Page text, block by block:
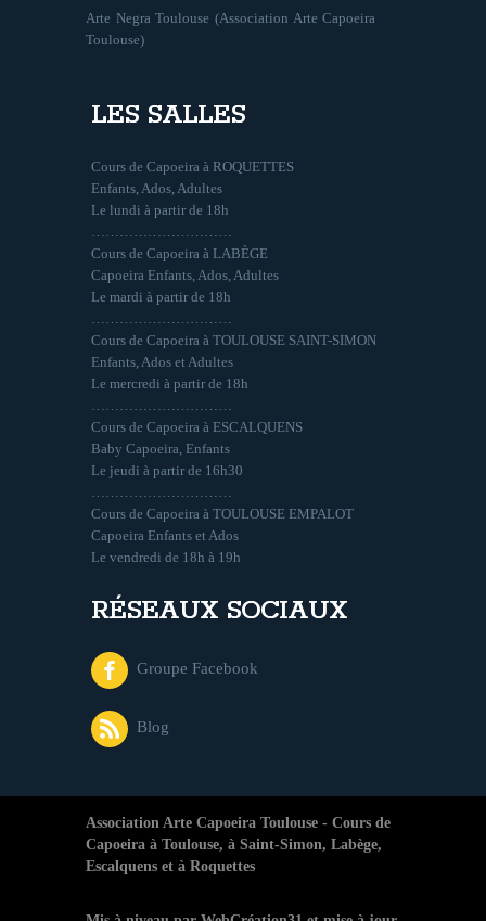
Arte Negra Toulouse (Association Arte Capoeira
Toulouse)
LES SALLES
Cours de Capoeira à ROQUETTES
Enfants, Ados, Adultes
Le lundi à partir de 18h
Cours de Capoeira à LABÈGE
Capoeira Enfants, Ados, Adultes
Le mardi à partir de 18h
Cours de Capoeira à TOULOUSE SAINT-SIMON
Enfants, Ados et Adultes
Le mercredi à partir de 18h
Cours de Capoeira à ESCALQUENS
Baby Capoeira, Enfants
Le jeudi à partir de 16h30
Cours de Capoeira à TOULOUSE EMPALOT
Capoeira Enfants et Ados
Le vendredi de 18h à 19h
RÉSEAUX SOCIAUX
Groupe Facebook
Blog
Association Arte Capoeira Toulouse - Cours de
Capoeira à Toulouse, à Saint-Simon, Labège,
Escalquens et à Roquettes